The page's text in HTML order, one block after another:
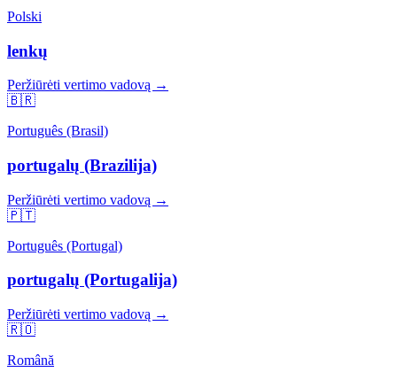
Polski
lenkų
Peržiūrėti vertimo vadovą →
🇧🇷
Português (Brasil)
portugalų (Brazilija)
Peržiūrėti vertimo vadovą →
🇵🇹
Português (Portugal)
portugalų (Portugalija)
Peržiūrėti vertimo vadovą →
🇷🇴
Română